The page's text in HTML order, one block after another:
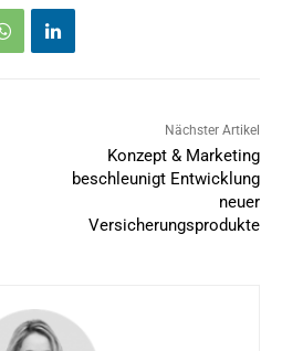
Nächster Artikel
Konzept & Marketing
beschleunigt Entwicklung
neuer
Versicherungsprodukte